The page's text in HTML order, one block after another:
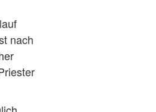
nach